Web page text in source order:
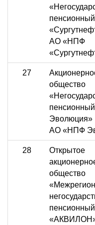
АО «НПФ
27
общество
Эволюция»
АО «НПФ
28
Открытое
общество